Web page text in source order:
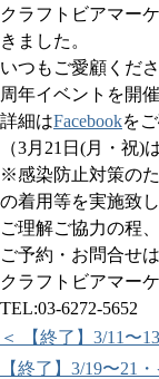
クラフトビアマー
きました。
いつもご愛顧くだ
周年イベントを開
詳細はFacebookを
（3月21日(月・祝)
※感染防止対策の
の着用等を実施致し
ご理解ご協力の程
ご予約・お問合せ
クラフトビアマー
TEL:03-6272-5652
＜ 【終了】3/11〜
【終了】3/19〜21